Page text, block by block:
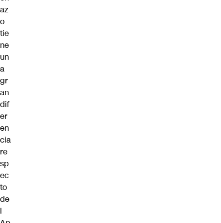
az
o
tie
ne
un
a
gr
an
dif
er
en
cia
re
sp
ec
to
de
l